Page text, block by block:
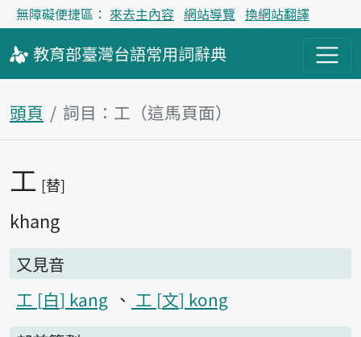
無障礙便捷區： 來去主內容 網站導覽 換網站翻譯
教育部臺灣台語常用詞辭典
頭頁 詞目：工（這馬頁面）
主內容區
工 替
khang
又見音
工 白 kang 工 文 kong